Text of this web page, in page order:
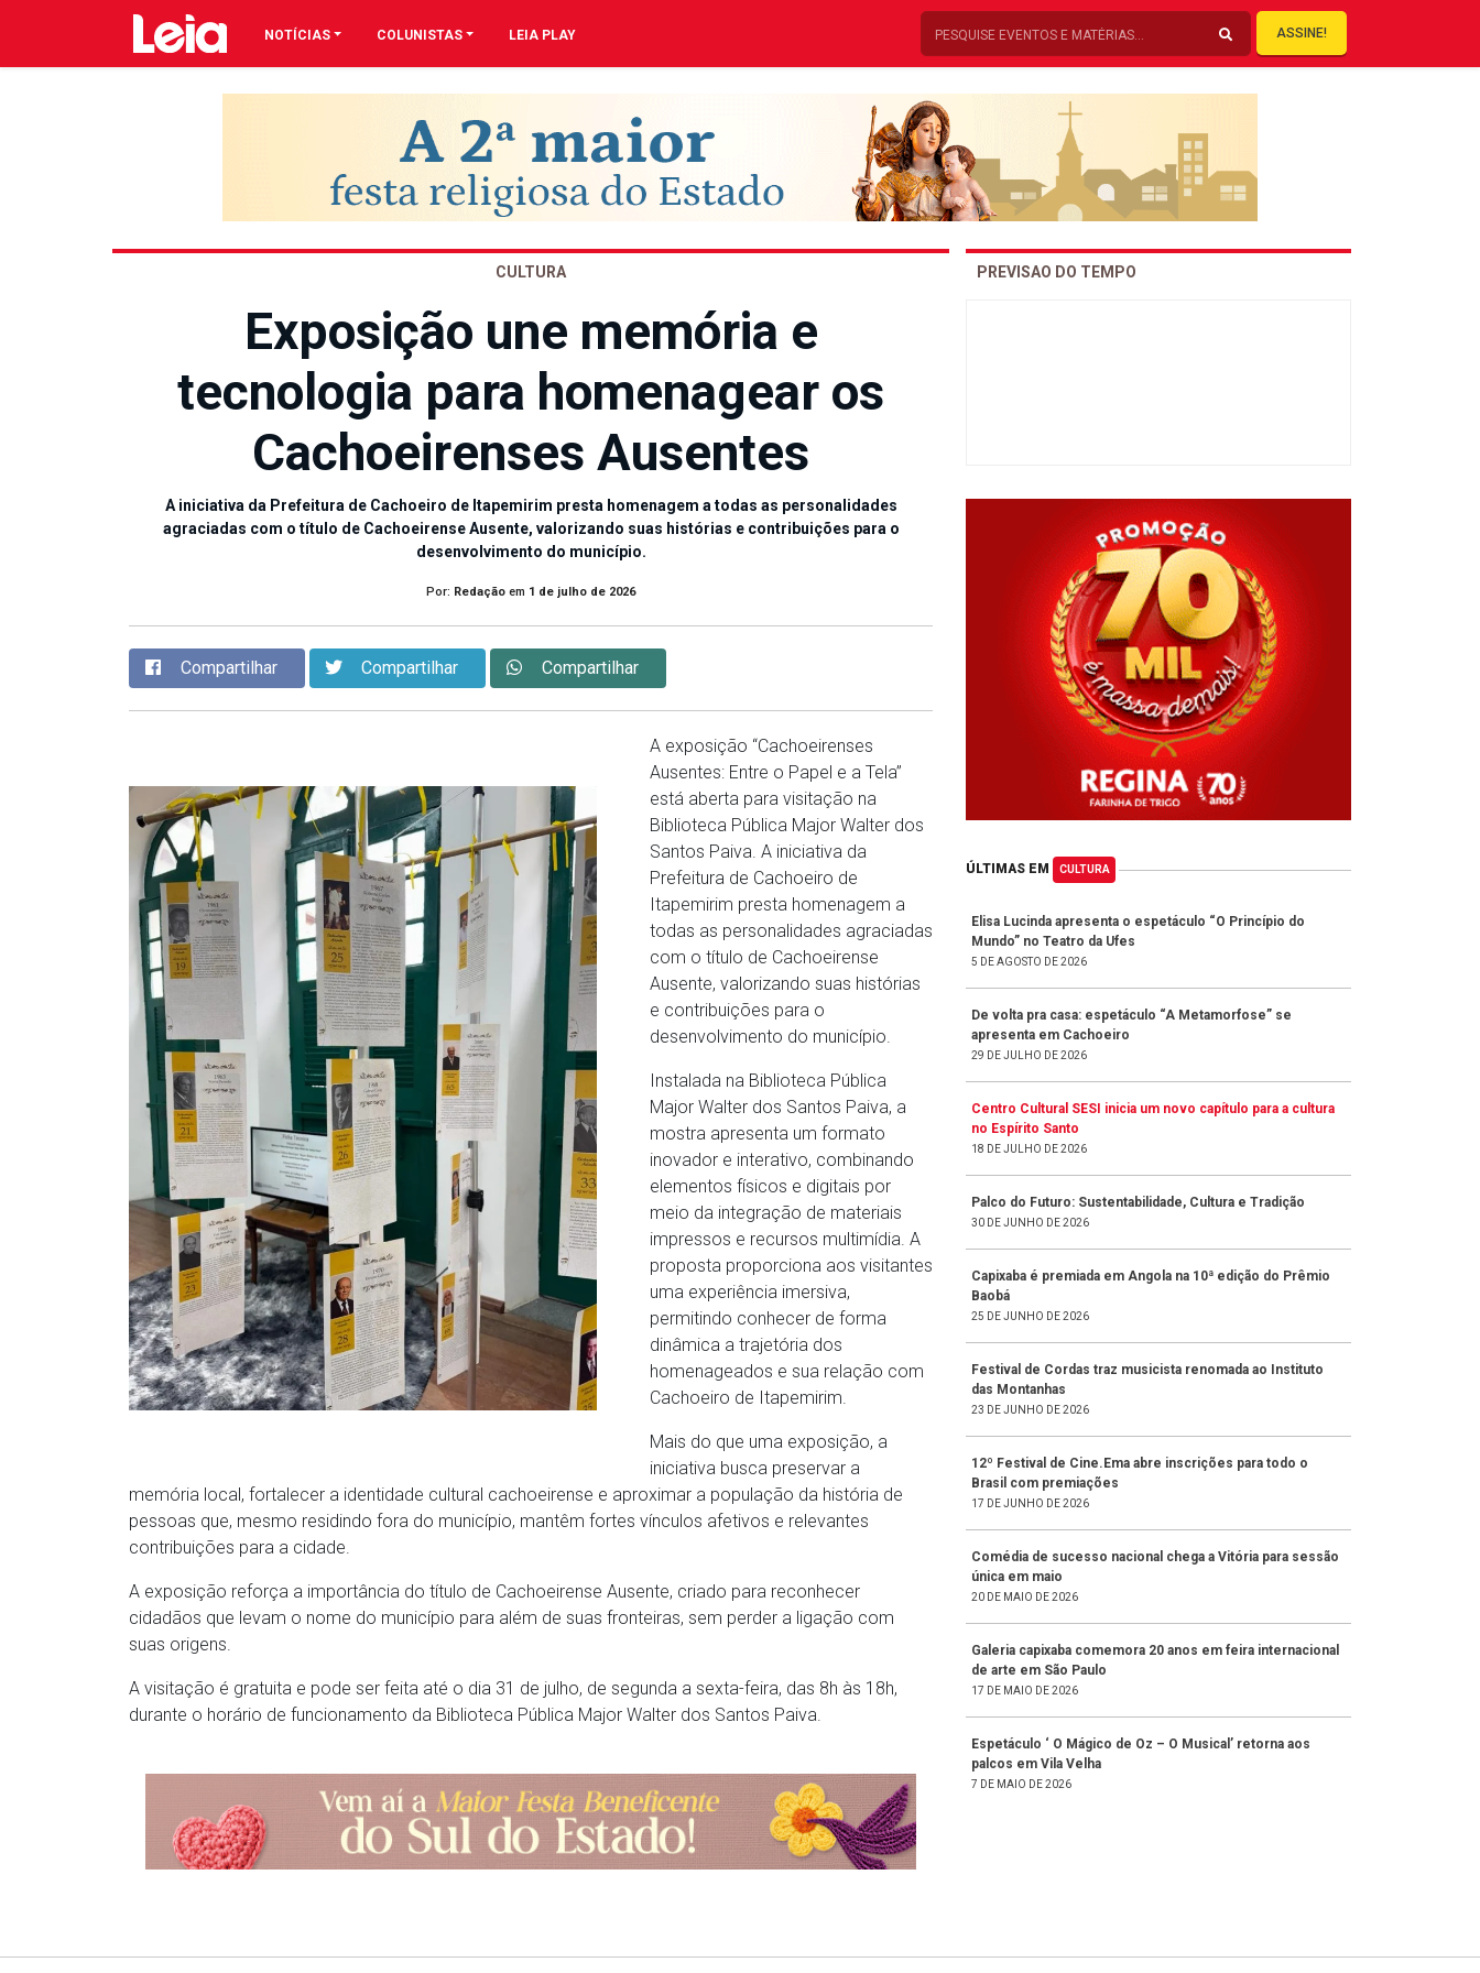
NOTÍCIAS COLUNISTAS LEIA PLAY ASSINE!
CULTURA
Exposição une memória e
tecnologia para homenagear os
Cachoeirenses Ausentes
A iniciativa da Prefeitura de Cachoeiro de Itapemirim presta homenagem a todas as personalidades
agraciadas com o título de Cachoeirense Ausente, valorizando suas histórias e contribuições para o
desenvolvimento do município.
Por: Redação em 1 de julho de 2026
Compartilhar Compartilhar Compartilhar
A exposição “Cachoeirenses
Ausentes: Entre o Papel e a Tela”
está aberta para visitação na
Biblioteca Pública Major Walter dos
Santos Paiva. A iniciativa da
Prefeitura de Cachoeiro de
Itapemirim presta homenagem a
todas as personalidades agraciadas
com o título de Cachoeirense
Ausente, valorizando suas histórias
e contribuições para o
desenvolvimento do município.
Instalada na Biblioteca Pública
Major Walter dos Santos Paiva, a
mostra apresenta um formato
inovador e interativo, combinando
elementos físicos e digitais por
meio da integração de materiais
impressos e recursos multimídia. A
proposta proporciona aos visitantes
uma experiência imersiva,
permitindo conhecer de forma
dinâmica a trajetória dos
homenageados e sua relação com
Cachoeiro de Itapemirim.
Mais do que uma exposição, a
iniciativa busca preservar a
memória local, fortalecer a identidade cultural cachoeirense e aproximar a população da história de
pessoas que, mesmo residindo fora do município, mantêm fortes vínculos afetivos e relevantes
contribuições para a cidade.
A exposição reforça a importância do título de Cachoeirense Ausente, criado para reconhecer
cidadãos que levam o nome do município para além de suas fronteiras, sem perder a ligação com
suas origens.
A visitação é gratuita e pode ser feita até o dia 31 de julho, de segunda a sexta-feira, das 8h às 18h,
durante o horário de funcionamento da Biblioteca Pública Major Walter dos Santos Paiva.
PREVISAO DO TEMPO
ÚLTIMAS EM CULTURA
Elisa Lucinda apresenta o espetáculo “O Princípio do
Mundo” no Teatro da Ufes
5 DE AGOSTO DE 2026
De volta pra casa: espetáculo “A Metamorfose” se
apresenta em Cachoeiro
29 DE JULHO DE 2026
Centro Cultural SESI inicia um novo capítulo para a cultura
no Espírito Santo
18 DE JULHO DE 2026
Palco do Futuro: Sustentabilidade, Cultura e Tradição
30 DE JUNHO DE 2026
Capixaba é premiada em Angola na 10ª edição do Prêmio
Baobá
25 DE JUNHO DE 2026
Festival de Cordas traz musicista renomada ao Instituto
das Montanhas
23 DE JUNHO DE 2026
12º Festival de Cine.Ema abre inscrições para todo o
Brasil com premiações
17 DE JUNHO DE 2026
Comédia de sucesso nacional chega a Vitória para sessão
única em maio
20 DE MAIO DE 2026
Galeria capixaba comemora 20 anos em feira internacional
de arte em São Paulo
17 DE MAIO DE 2026
Espetáculo ‘ O Mágico de Oz – O Musical’ retorna aos
palcos em Vila Velha
7 DE MAIO DE 2026